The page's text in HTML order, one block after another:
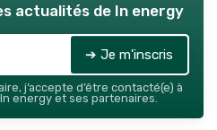
actualités de In energy
➔ Je m'inscris
j’accepte d’être contacté(e) à
energy et ses partenaires.